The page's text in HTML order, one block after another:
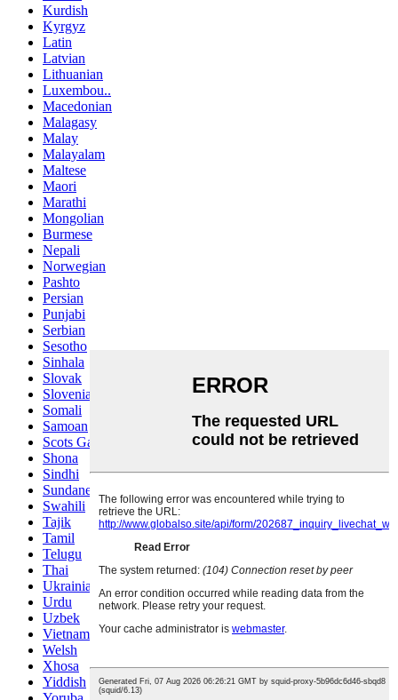
Kurdish
Kyrgyz
Latin
Latvian
Lithuanian
Luxembou..
Macedonian
Malagasy
Malay
Malayalam
Maltese
Maori
Marathi
Mongolian
Burmese
Nepali
Norwegian
Pashto
Persian
Punjabi
Serbian
Sesotho
Sinhala
Slovak
Slovenian
Somali
Samoan
Scots Gaelic
Shona
Sindhi
Sundanese
Swahili
Tajik
Tamil
Telugu
Thai
Ukrainian
Urdu
Uzbek
Vietnamese
Welsh
Xhosa
Yiddish